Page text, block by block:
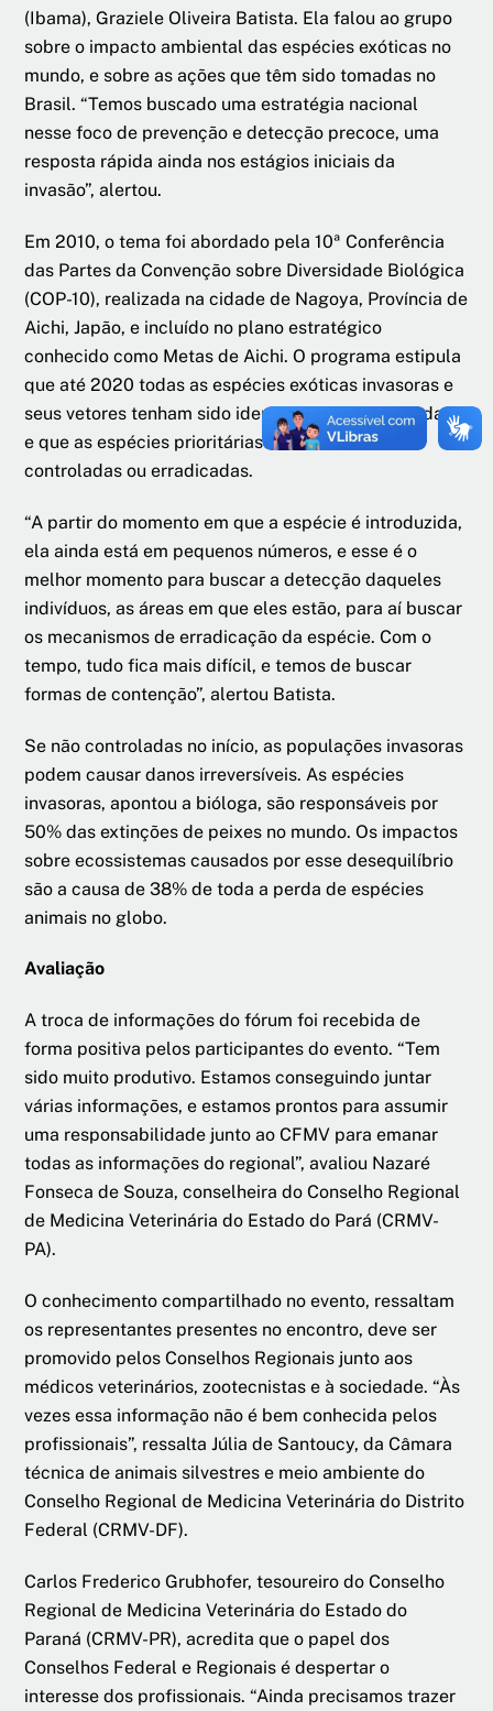
(Ibama), Graziele Oliveira Batista. Ela falou ao grupo
sobre o impacto ambiental das espécies exóticas no
mundo, e sobre as ações que têm sido tomadas no
Brasil. “Temos buscado uma estratégia nacional
nesse foco de prevenção e detecção precoce, uma
resposta rápida ainda nos estágios iniciais da
invasão”, alertou.
Em 2010, o tema foi abordado pela 10ª Conferência
das Partes da Convenção sobre Diversidade Biológica
(COP-10), realizada na cidade de Nagoya, Província de
Aichi, Japão, e incluído no plano estratégico
conhecido como Metas de Aichi. O programa estipula
que até 2020 todas as espécies exóticas invasoras e
seus vetores tenham sido identificadas e priorizadas,
e que as espécies prioritárias tenham sido
controladas ou erradicadas.
“A partir do momento em que a espécie é introduzida,
ela ainda está em pequenos números, e esse é o
melhor momento para buscar a detecção daqueles
indivíduos, as áreas em que eles estão, para aí buscar
os mecanismos de erradicação da espécie. Com o
tempo, tudo fica mais difícil, e temos de buscar
formas de contenção”, alertou Batista.
Se não controladas no início, as populações invasoras
podem causar danos irreversíveis. As espécies
invasoras, apontou a bióloga, são responsáveis por
50% das extinções de peixes no mundo. Os impactos
sobre ecossistemas causados por esse desequilíbrio
são a causa de 38% de toda a perda de espécies
animais no globo.
Avaliação
A troca de informações do fórum foi recebida de
forma positiva pelos participantes do evento. “Tem
sido muito produtivo. Estamos conseguindo juntar
várias informações, e estamos prontos para assumir
uma responsabilidade junto ao CFMV para emanar
todas as informações do regional”, avaliou Nazaré
Fonseca de Souza, conselheira do Conselho Regional
de Medicina Veterinária do Estado do Pará (CRMV-
PA).
O conhecimento compartilhado no evento, ressaltam
os representantes presentes no encontro, deve ser
promovido pelos Conselhos Regionais junto aos
médicos veterinários, zootecnistas e à sociedade. “Às
vezes essa informação não é bem conhecida pelos
profissionais”, ressalta Júlia de Santoucy, da Câmara
técnica de animais silvestres e meio ambiente do
Conselho Regional de Medicina Veterinária do Distrito
Federal (CRMV-DF).
Carlos Frederico Grubhofer, tesoureiro do Conselho
Regional de Medicina Veterinária do Estado do
Paraná (CRMV-PR), acredita que o papel dos
Conselhos Federal e Regionais é despertar o
interesse dos profissionais. “Ainda precisamos trazer